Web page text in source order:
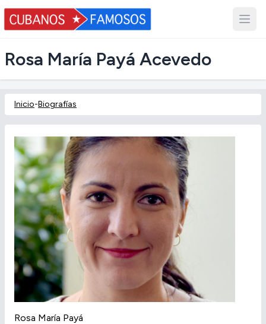
Rosa María Payá Acevedo
Inicio-Biografías
Rosa María Payá